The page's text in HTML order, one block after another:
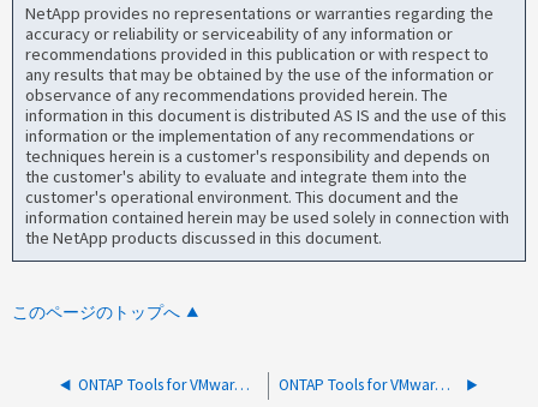
NetApp provides no representations or warranties regarding the
accuracy or reliability or serviceability of any information or
recommendations provided in this publication or with respect to
any results that may be obtained by the use of the information or
observance of any recommendations provided herein. The
information in this document is distributed AS IS and the use of this
information or the implementation of any recommendations or
techniques herein is a customer's responsibility and depends on
the customer's ability to evaluate and integrate them into the
customer's operational environment. This document and the
information contained herein may be used solely in connection with
the NetApp products discussed in this document.
このページのトップへ
ONTAP Tools for VMware vSphere：最近再構築されたvCenterにOTVが表示されない ONTAP Tools for VMware vSphere：『ONTAP tools for VMware vSphere 9.x』